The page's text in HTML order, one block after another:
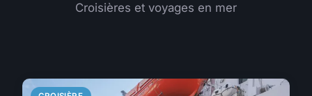
Croisières et voyages en mer